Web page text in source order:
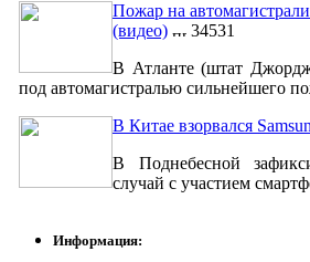
Пожар на
(видео)
34531
В Атланте (штат
под автомагистралью сильнейшего
В Китае взорвался
В Поднебесной
случай с участием
Информация: